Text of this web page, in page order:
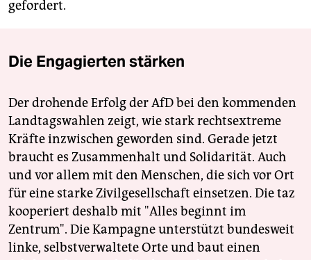
gefordert.
Die Engagierten stärken
Der drohende Erfolg der AfD bei den kommenden
Landtagswahlen zeigt, wie stark rechtsextreme
Kräfte inzwischen geworden sind. Gerade jetzt
braucht es Zusammenhalt und Solidarität. Auch
und vor allem mit den Menschen, die sich vor Ort
für eine starke Zivilgesellschaft einsetzen. Die taz
kooperiert deshalb mit "Alles beginnt im
Zentrum". Die Kampagne unterstützt bundesweit
linke, selbstverwaltete Orte und baut einen